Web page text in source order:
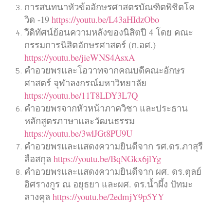
การสนทนาหัวข้ออักษรศาสตรบัณฑิตพิชิตโค
วิด -19 https://youtu.be/L43aHIdzObo
วีดิทัศน์ย้อนความหลังของนิสิตปี 4 โดย คณะ
กรรมการนิสิตอักษรศาสตร์ (ก.อศ.)
https://youtu.be/jieWNS4AsxA
คำอวยพรและโอวาทจากคณบดีคณะอักษร
ศาสตร์ จุฬาลงกรณ์มหาวิทยาลัย
https://youtu.be/11T8LDY3L7Q
คำอวยพรจากหัวหน้าภาควิชา และประธาน
หลักสูตรภาษาและวัฒนธรรม
https://youtu.be/3wlJGt8PU9U
คำอวยพรและแสดงความยินดีจาก รศ.ดร.ภาสุรี
ลือสกุล https://youtu.be/BqNGkx6jlYg
คำอวยพรและแสดงความยินดีจาก ผศ. ดร.ตุลย์
อิศรางกูร ณ อยุธยา และผศ. ดร.น้ำผึ้ง ปัทมะ
ลางคุล https://youtu.be/2edmjY9p5YY